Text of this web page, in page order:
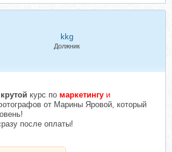
kkg
Должник
курс по маркетингу и
от Марины Яровой, который
после оплаты!